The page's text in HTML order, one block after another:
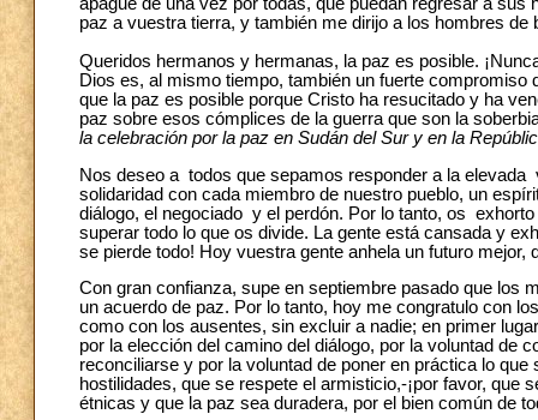
paz a vuestra tierra, y también me dirijo a los hombres
Queridos hermanos y hermanas, la paz es posible.
Dios es, al mismo tiempo, también un fuerte
que la paz es posible porque Cristo ha resucitado y ha
paz sobre esos cómplices de la guerra que son la
la celebración por la paz en Sudán del Sur y en la
Nos deseo a todos que sepamos responder a la
solidaridad con cada miembro de nuestro pueblo, un
diálogo, el negociado y el perdón. Por lo tanto, os
superar todo lo que os divide. La gente está cansada y
se pierde todo! Hoy vuestra gente anhela un futuro mejor,
Con gran confianza, supe en septiembre pasado que los
un acuerdo de paz. Por lo tanto, hoy me congratulo con
como con los ausentes, sin excluir a nadie; en primer
por la elección del camino del diálogo, por la voluntad de
reconciliarse y por la voluntad de poner en práctica lo
hostilidades, que se respete el armisticio,-¡por favor,
étnicas y que la paz sea duradera, por el bien común de